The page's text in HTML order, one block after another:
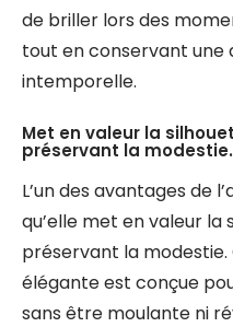
de briller lors des
tout en conservant une
intemporelle.
Met en valeur la
préservant la modestie.
L’un des avantages de
qu’elle met en valeur
préservant la
élégante est conçue
sans être moulante ni